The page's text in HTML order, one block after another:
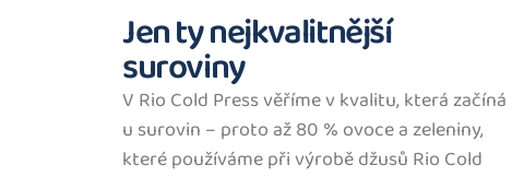
Jen ty nejkvalitnější
suroviny
V Rio Cold Press věříme v kvalitu, která začíná
u surovin – proto až 80 % ovoce a zeleniny,
které používáme při výrobě džusů Rio Cold